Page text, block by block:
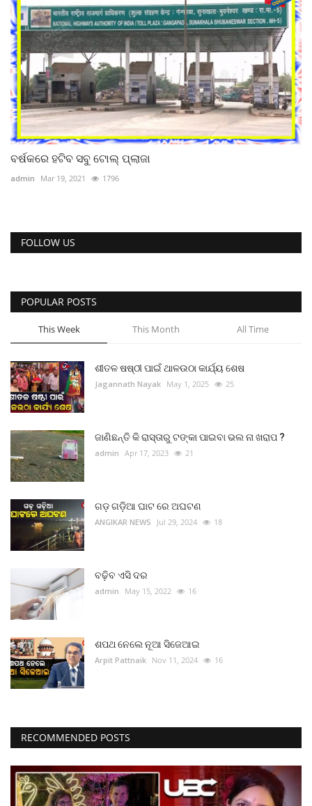
ବର୍ଷକରେ ହଟିବ ସବୁ ଟୋଲ୍ ପ୍ଲାଜା
admin Mar 19, 2021 1796
FOLLOW US
POPULAR POSTS
This Week This Month All Time
ଶୀତଳ ଷଷ୍ଠୀ ପାଇଁ ଥାଳଉଠା କାର୍ଯ୍ୟ ଶେଷ
Jagannath Nayak May 1, 2025 25
ଜାଣିଛନ୍ତି କି ରାସ୍ତାରୁ ଟଙ୍କା ପାଇବା ଭଲ ନା ଖରାପ ?
admin Apr 17, 2023 21
ଗଡ଼ ଗଡ଼ିଆ ଘାଟ ରେ ଅଘଟଣ
ANGIKAR NEWS Jul 29, 2024 18
ବଢ଼ିବ ଏସି ଦର
admin May 15, 2022 16
ଶପଥ ନେଲେ ନୂଆ ସିଜେଆଇ
Arpit Pattnaik Nov 11, 2024 16
RECOMMENDED POSTS